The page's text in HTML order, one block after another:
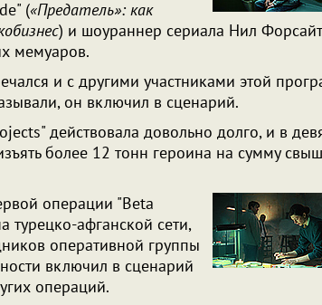
(«Предатель»: как
) и шоураннер сериала Нил
мемуаров.
и с другими участниками этой
он включил в сценарий.
действовала довольно долго, и в
более 12 тонн героина на сумму
операции "Beta
турецко-афганской сети,
оперативной группы
включил в сценарий
операций.